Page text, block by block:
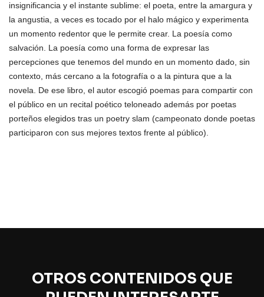
insignificancia y el instante sublime: el poeta, entre la amargura y
la angustia, a veces es tocado por el halo mágico y experimenta
un momento redentor que le permite crear. La poesía como
salvación. La poesía como una forma de expresar las
percepciones que tenemos del mundo en un momento dado, sin
contexto, más cercano a la fotografía o a la pintura que a la
novela. De ese libro, el autor escogió poemas para compartir con
el público en un recital poético teloneado además por poetas
porteños elegidos tras un poetry slam (campeonato donde poetas
participaron con sus mejores textos frente al público).
OTROS CONTENIDOS QUE